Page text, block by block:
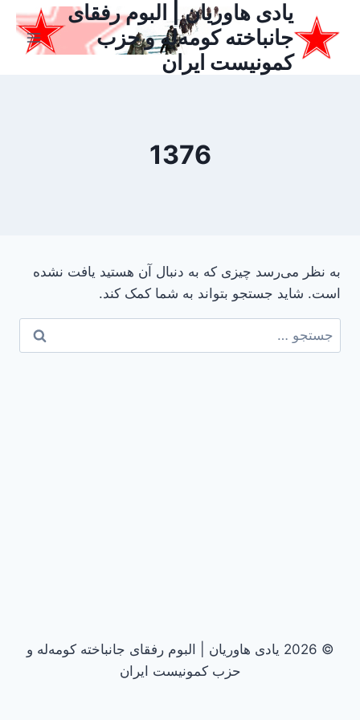
محتوا
یادی هاوریان | البوم رفقای
جانباخته کومه‌له و حزب
کمونیست ایران
1376
به نظر می‌رسد چیزی که به دنبال آن هستید یافت نشده
است. شاید جستجو بتواند به شما کمک کند.
برای:
© 2026 یادی هاوریان | البوم رفقای جانباخته کومه‌له و
حزب کمونیست ایران